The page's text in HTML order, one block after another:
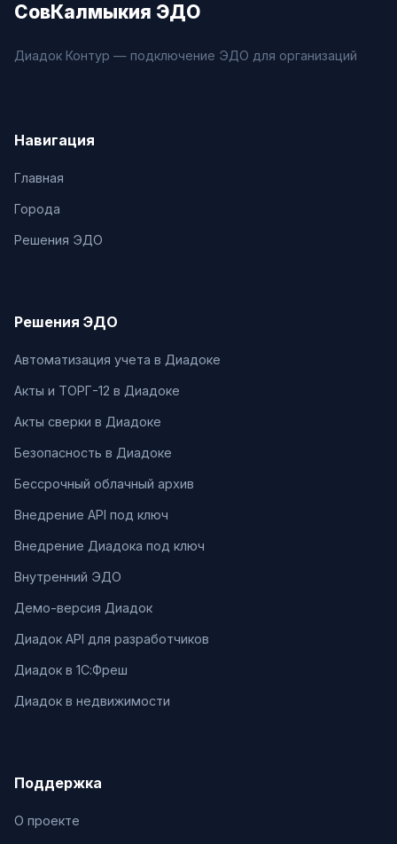
СовКалмыкия ЭДО
Диадок Контур — подключение ЭДО для организаций
Навигация
Главная
Города
Решения ЭДО
Решения ЭДО
Автоматизация учета в Диадоке
Акты и ТОРГ-12 в Диадоке
Акты сверки в Диадоке
Безопасность в Диадоке
Бессрочный облачный архив
Внедрение API под ключ
Внедрение Диадока под ключ
Внутренний ЭДО
Демо-версия Диадок
Диадок API для разработчиков
Диадок в 1С:Фреш
Диадок в недвижимости
Поддержка
О проекте